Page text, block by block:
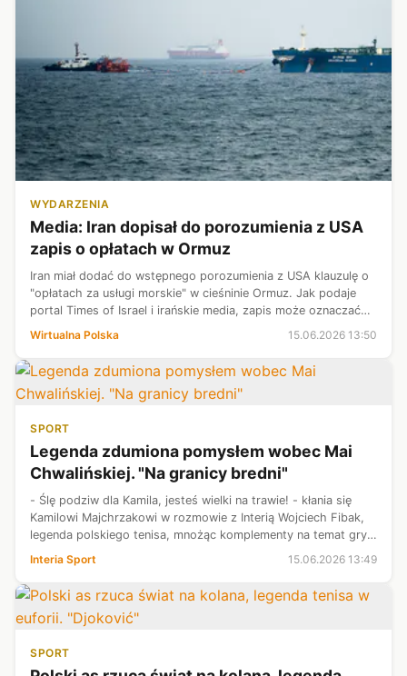
WYDARZENIA
Media: Iran dopisał do porozumienia z USA
zapis o opłatach w Ormuz
Iran miał dodać do wstępnego porozumienia z USA klauzulę o
"opłatach za usługi morskie" w cieśninie Ormuz. Jak podaje
portal Times of Israel i irańskie media, zapis może oznaczać
zgodę Waszyngtonu na pobieranie przez Teheran opłat od
Wirtualna Polska 15.06.2026 13:50
SPORT
Legenda zdumiona pomysłem wobec Mai
Chwalińskiej. "Na granicy bredni"
- Ślę podziw dla Kamila, jesteś wielki na trawie! - kłania się
Kamilowi Majchrzakowi w rozmowie z Interią Wojciech Fibak,
legenda polskiego tenisa, mnożąc komplementy na temat gry
30-latka, za którym premierowe zwycięstwo w zawodach
najwyższej rangi....
Interia Sport 15.06.2026 13:49
SPORT